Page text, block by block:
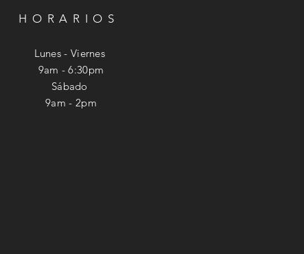
HORARIOS
Lunes - Viernes
9am - 6:30pm
​​Sábado
9am - 2pm